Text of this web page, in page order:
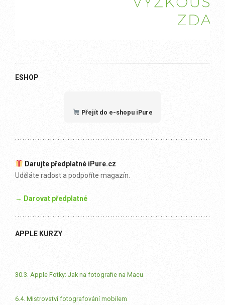
ESHOP
Přejít do e-shopu iPure
Darujte předplatné iPure.cz
Uděláte radost a podpoříte magazín.
→ Darovat předplatné
APPLE KURZY
30.3. Apple Fotky: Jak na fotografie na Macu
6.4. Mistrovství fotografování mobilem